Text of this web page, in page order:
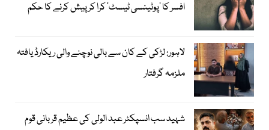
افسر کا ’پوٹینسی ٹیسٹ‘ کرا کر پیش کرنے کا حکم
لاہور: لڑکی کے کان سے بالی نوچنے والی ریکارڈ یافتہ
ملزمہ گرفتار
شہید سب انسپکٹر عبد الولی کی عظیم قربانی قوم